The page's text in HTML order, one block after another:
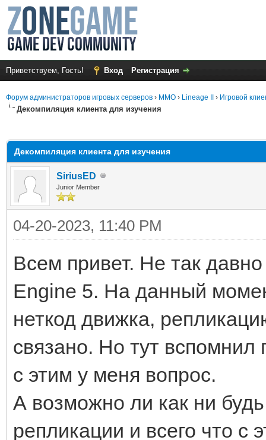
Приветствуем, Гость! Вход Регистрация
Форум администраторов игровых серверов › MMO › Lineage II › Игровой
Декомпиляция клиента для изучения
Декомпиляция клиента для изучения
SiriusED
Junior Member
04-20-2023, 11:40 PM
Всем привет. Не так
Engine 5. На данный
неткод движка,
связано. Но тут
с этим у меня вопрос.
А возможно ли как ни
репликации и всего что с